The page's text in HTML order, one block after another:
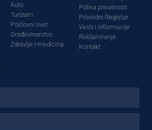
Auto
Turizam
Poslovni svet
Građevinarstvo
Zdravlje i medicina
Polisa privatnosti
Privredni Registar
Vesti i informacije
Reklamiranje
Kontakt